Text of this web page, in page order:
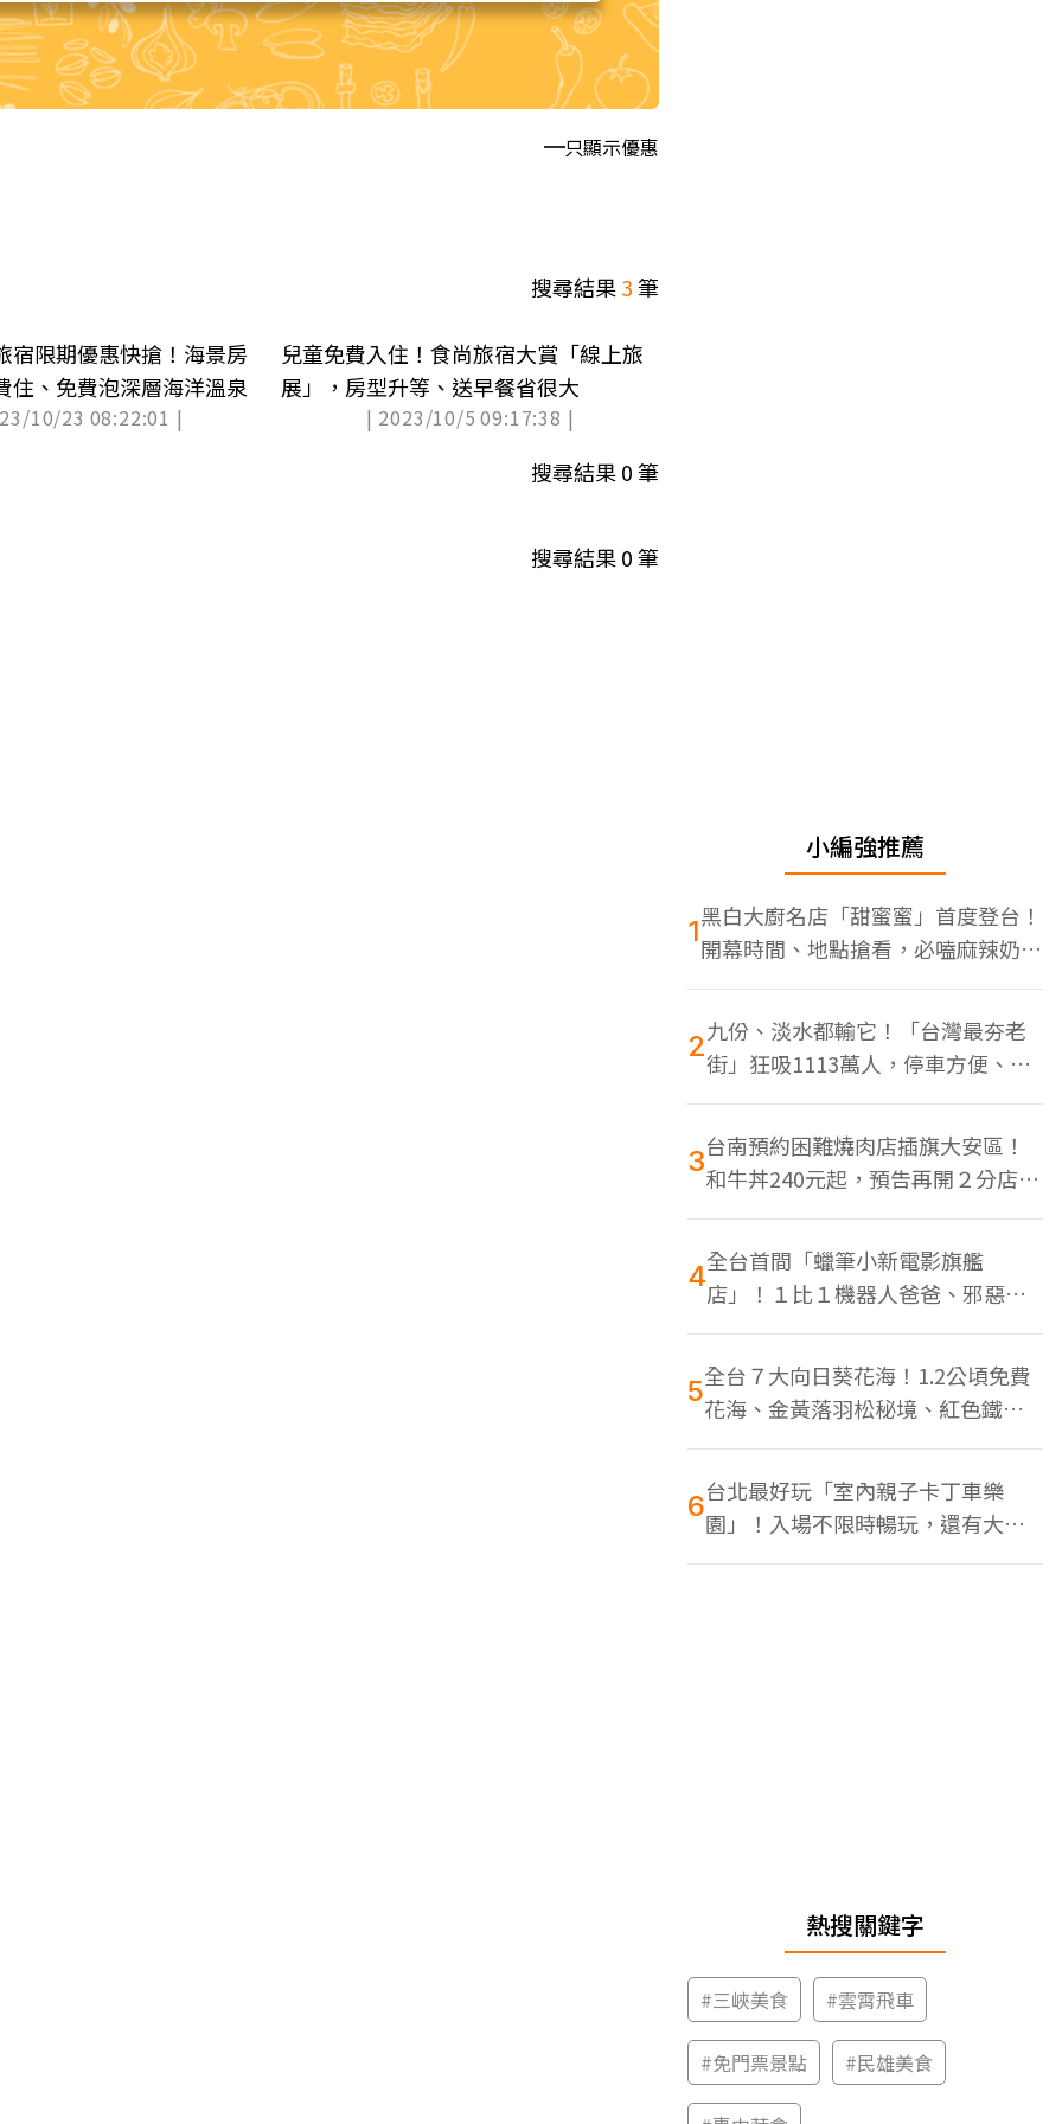
只顯示優惠
搜尋結果3筆
宿限期優惠快搶！海景房
住、免費泡深層海洋溫泉
10/23 08:22:01 |
兒童免費入住！食尚旅宿大賞「線上旅
展」，房型升等、送早餐省很大
| 2023/10/5 09:17:38 |
搜尋結果0筆
搜尋結果0筆
小編強推薦
1黑白大廚名店「甜蜜蜜」首度登台！
開幕時間、地點搶看，必嗑麻辣奶油
蝦
2九份、淡水都輸它！「台灣最夯老
街」狂吸1113萬人，停車方便、特
色美食多
3台南預約困難燒肉店插旗大安區！
和牛丼240元起，預告再開２分店、
地點曝光
4全台首間「蠟筆小新電影旗艦
店」！１比１機器人爸爸、邪惡正
男，百款周邊買翻
5全台７大向日葵花海！1.2公頃免費
花海、金黃落羽松秘境、紅色鐵橋
同框
6台北最好玩「室內親子卡丁車樂
園」！入場不限時暢玩，還有大螢
幕Switch遊戲區
熱搜關鍵字
#三峽美食 #雲霄飛車
#免門票景點 #民雄美食